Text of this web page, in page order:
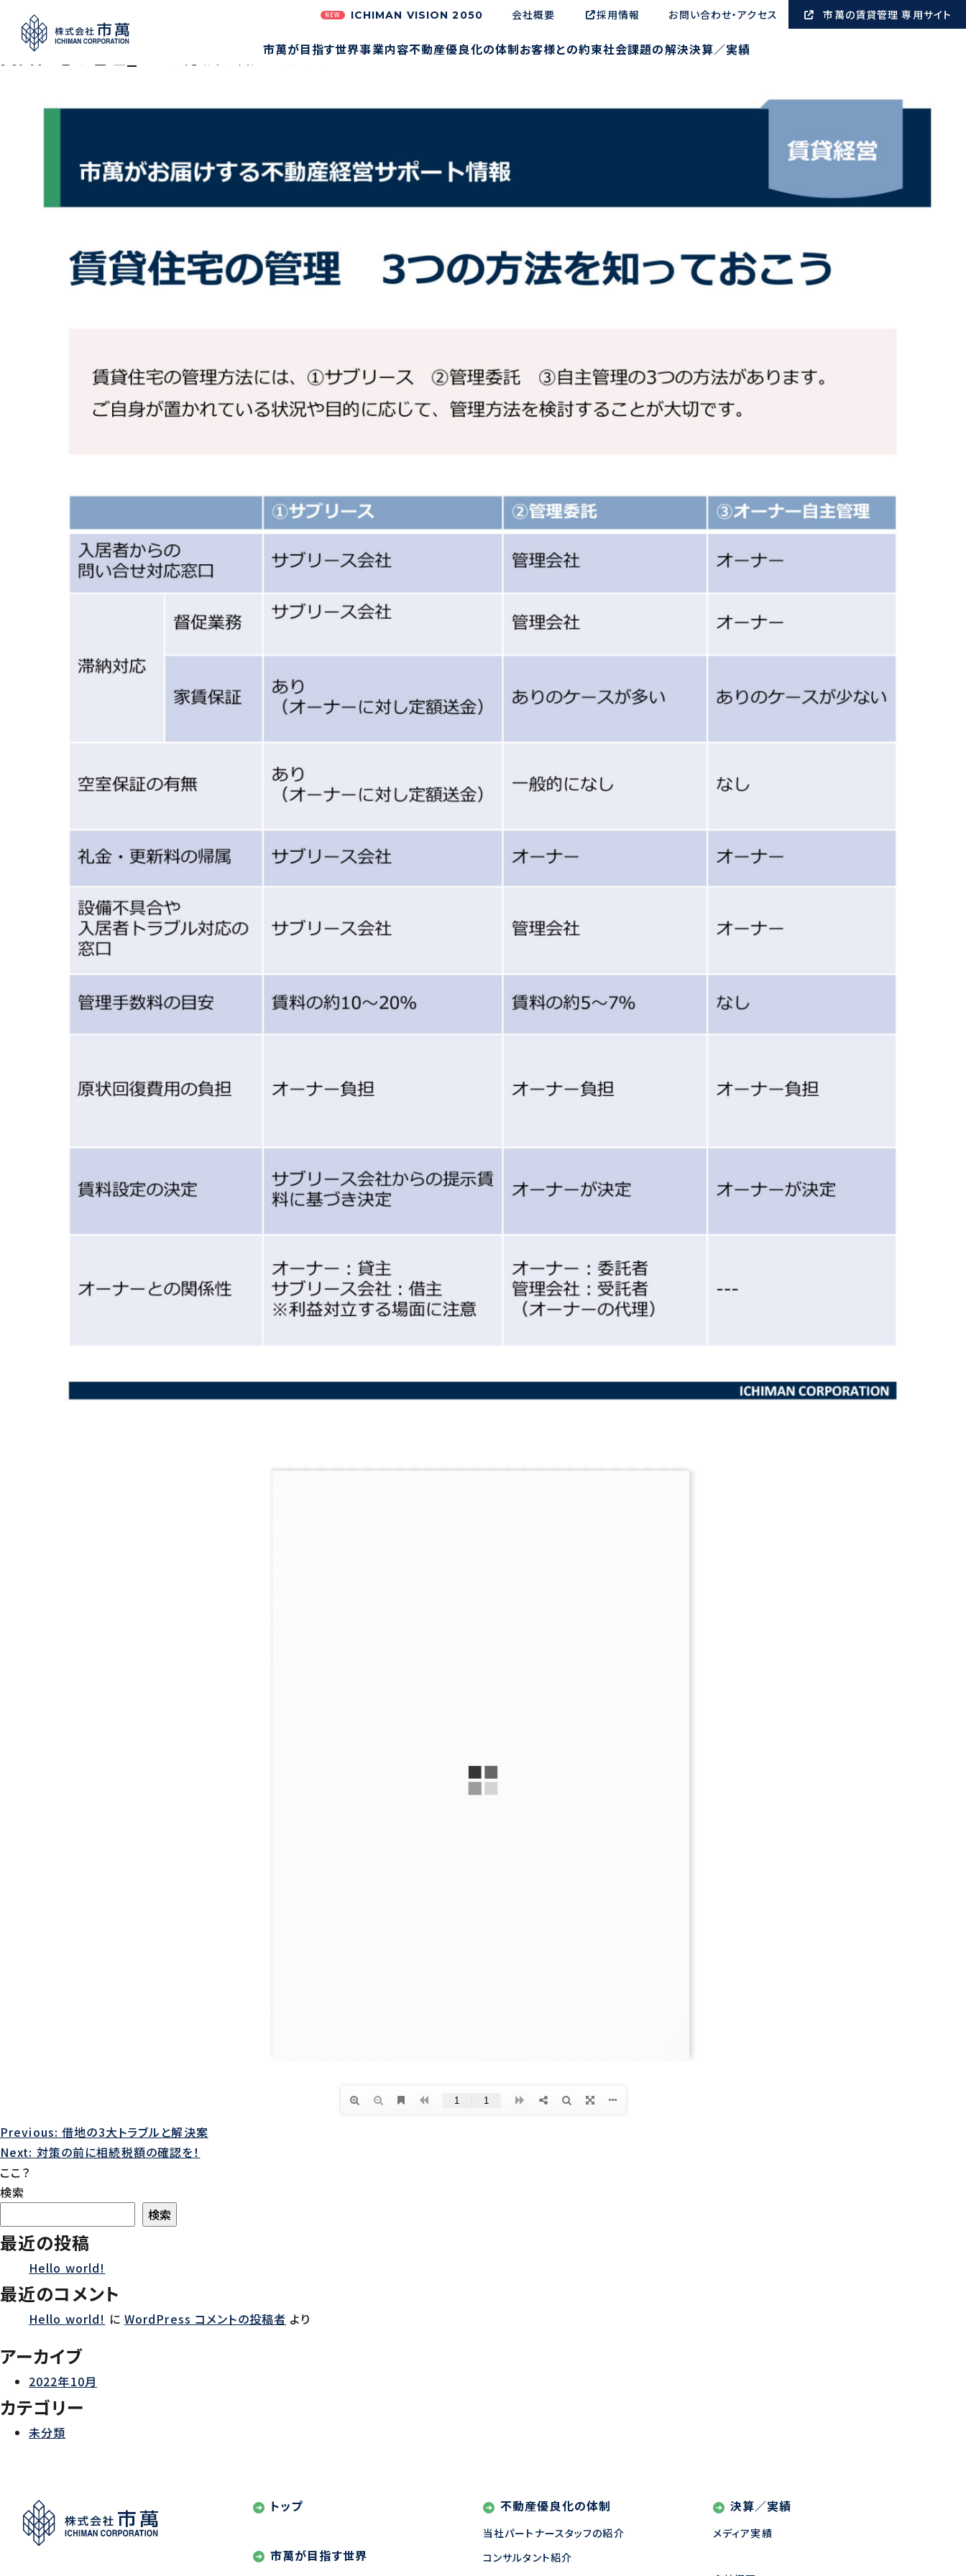
NEW ICHIMAN VISION 2050 会社概要 採用情報 お問い合わせ・アクセス 市萬の賃貸管理 専用サイト
市萬が目指す世界事業内容不動産優良化の体制お客様との約束社会課題の解決決算／実績
Sample
賃貸住宅の管理_3つの方法を知っておこう
投
稿
ナ
ビ
ー
ョ
ン
Previous: 借地の3大トラブルと解決案
Next: 対策の前に相続税額の確認を！
ここ？
検索
検索
最近の投稿
Hello world!
最近のコメント
Hello world! に WordPress コメントの投稿者 より
アーカイブ
2022年10月
カテゴリー
未分類
トップ
市萬が目指す世界
不動産優良化の体制
当社パートナースタッフの紹介
コンサルタント紹介
決算／実績
メディア実績